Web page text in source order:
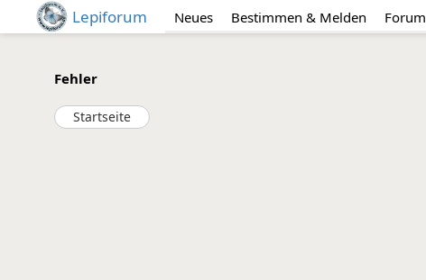
Lepiforum Neues Bestimmen & Melden Forum
Fehler
Startseite